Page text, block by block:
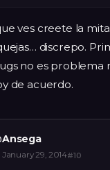
ves creete la
discrepo.
no es problema
de acuerdo.
Ansega
January 29, 2014#10